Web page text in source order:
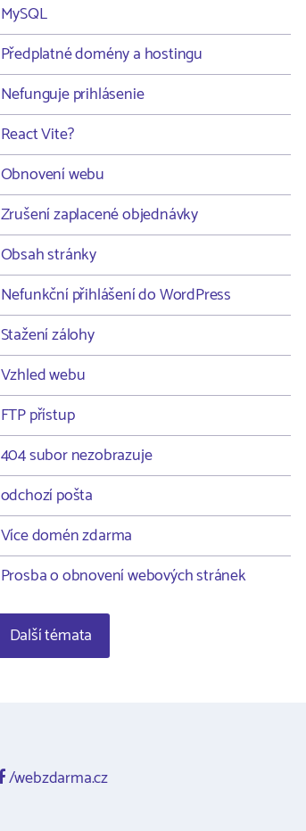
MySQL
Předplatné domény a hostingu
Nefunguje prihlásenie
React Vite?
Obnovení webu
Zrušení zaplacené objednávky
Obsah stránky
Nefunkční přihlášení do WordPress
Stažení zálohy
Vzhled webu
FTP přístup
404 subor nezobrazuje
odchozí pošta
Více domén zdarma
Prosba o obnovení webových stránek
Další témata
/webzdarma.cz